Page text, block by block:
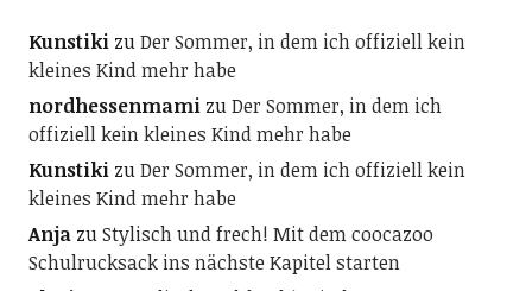
KunstikizuDer Sommer, in dem ich offiziell kein
kleines Kind mehr habe
nordhessenmamizuDer Sommer, in dem ich
offiziell kein kleines Kind mehr habe
KunstikizuDer Sommer, in dem ich offiziell kein
kleines Kind mehr habe
AnjazuStylisch und frech! Mit dem coocazoo
Schulrucksack ins nächste Kapitel starten